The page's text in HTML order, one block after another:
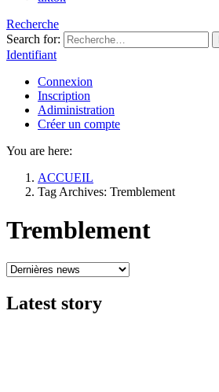
Recherche
Search for:
Identifiant
Connexion
Inscription
Adiministration
Créer un compte
You are here:
ACCUEIL
Tag Archives: Tremblement
Tremblement
Latest story